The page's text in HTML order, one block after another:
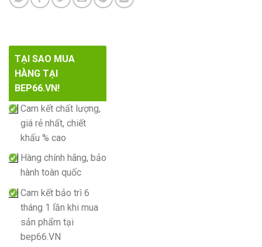
TẠI SAO MUA
HÀNG TẠI
BEP66.VN!
Cam kết chất lượng,
giá rẻ nhất, chiết
khấu % cao
Hàng chính hãng, bảo
hành toàn quốc
Cam kết bảo trì 6
tháng 1 lần khi mua
sản phẩm tại
bep66.VN